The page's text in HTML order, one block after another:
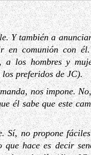
Y también a
comunión con
los hombres y
preferidos de JC).
nos impone.
él sabe que este
no propone
hace es decir